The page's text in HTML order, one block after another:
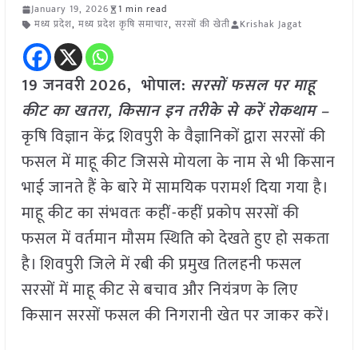
January 19, 2026
1 min read
मध्य प्रदेश, मध्य प्रदेश कृषि समाचार, सरसों की खेती Krishak Jagat
19 जनवरी2026, भोपाल: सरसों फसल पर माहू
कीट का खतरा, किसान इन तरीके से करें रोकथाम –
कृषि विज्ञान केंद्र शिवपुरी के वैज्ञानिकों द्वारा सरसों की
फसल में माहू कीट जिससे मोयला के नाम से भी किसान
भाई जानते हैं के बारे में सामयिक परामर्श दिया गया है।
माहू कीट का संभवतः कहीं-कहीं प्रकोप सरसों की
फसल में वर्तमान मौसम स्थिति को देखते हुए हो सकता
है। शिवपुरी जिले में रबी की प्रमुख तिलहनी फसल
सरसों में माहू कीट से बचाव और नियंत्रण के लिए
किसान सरसों फसल की निगरानी खेत पर जाकर करें।